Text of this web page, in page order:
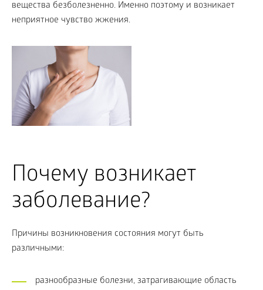
вещества безболезненно. Именно поэтому и возникает
неприятное чувство жжения.
Почему возникает
заболевание?
Причины возникновения состояния могут быть
различными:
разнообразные болезни, затрагивающие область